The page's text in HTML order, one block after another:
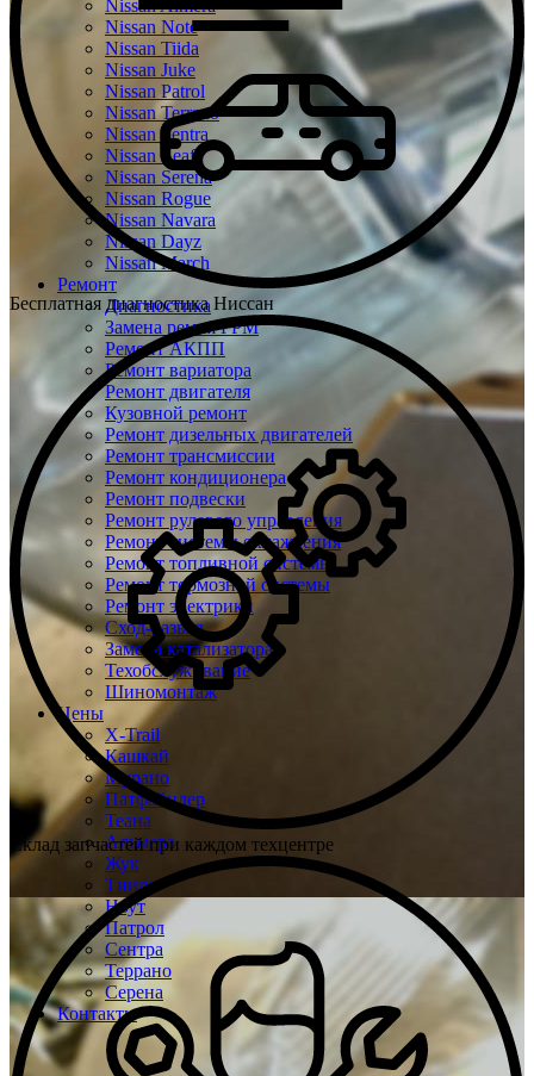
Nissan Almera
Nissan Note
Nissan Tiida
Nissan Juke
Nissan Patrol
Nissan Terrano
Nissan Sentra
Nissan Leaf
Nissan Serena
Nissan Rogue
Nissan Navara
Nissan Dayz
Nissan March
Ремонт
Диагностика
Замена ремня ГРМ
Ремонт АКПП
Ремонт вариатора
Ремонт двигателя
Кузовной ремонт
Ремонт дизельных двигателей
Ремонт трансмиссии
Ремонт кондиционера
Ремонт подвески
Ремонт рулевого управления
Ремонт системы охлаждения
Ремонт топливной системы
Ремонт тормозной системы
Ремонт электрики
Сход-развал
Замена катализатора
Техобслуживание
Шиномонтаж
Цены
X-Trail
Кашкай
Мурано
Патфайндер
Теана
Альмера
Жук
Тиида
Ноут
Патрол
Сентра
Террано
Серена
Контакты
Бесплатная диагностика Ниссан
Склад запчастей при каждом техцентре